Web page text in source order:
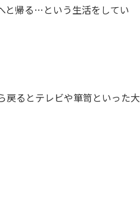
と帰る…という生活をしてい
戻るとテレビや箪笥といった大